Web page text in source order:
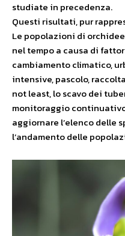
studiate in precedenza.
Questi risultati, pur
Le popolazioni di
nel tempo a causa di
cambiamento climatico,
intensive, pascolo,
not least, lo scavo dei
monitoraggio
aggiornare l’elenco delle
l’andamento delle